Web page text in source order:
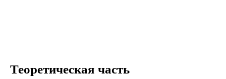
Теоретическая часть